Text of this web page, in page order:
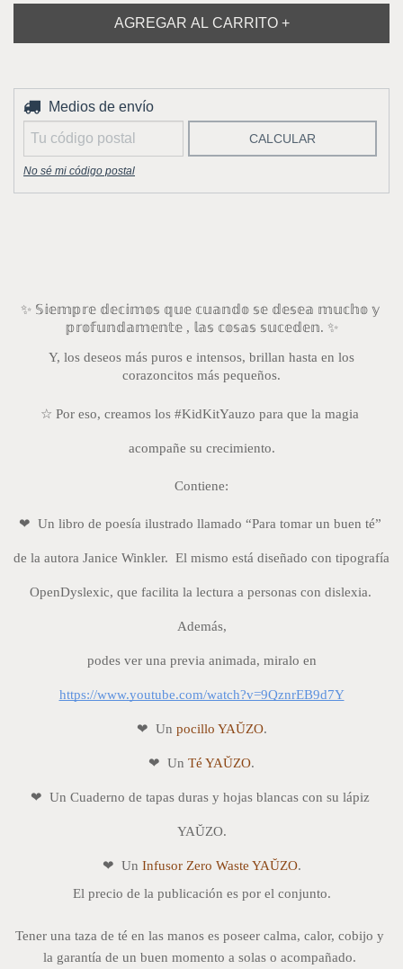
Entregas para el CP:
Medios de envío
CALCULAR
No sé mi código postal
✨ 𝕊𝕚𝕖𝕞𝕡𝕣𝕖 𝕕𝕖𝕔𝕚𝕞𝕠𝕤 𝕢𝕦𝕖 𝕔𝕦𝕒𝕟𝕕𝕠 𝕤𝕖 𝕕𝕖𝕤𝕖𝕒 𝕞𝕦𝕔𝕙𝕠 𝕪
𝕡𝕣𝕠𝕗𝕦𝕟𝕕𝕒𝕞𝕖𝕟𝕥𝕖 , 𝕝𝕒𝕤 𝕔𝕠𝕤𝕒𝕤 𝕤𝕦𝕔𝕖𝕕𝕖𝕟. ✨
Y, los deseos más puros e intensos, brillan hasta en los
corazoncitos más pequeños.
☆ Por eso, creamos los #KidKitYauzo para que la magia
acompañe su crecimiento.
Contiene:
❤  Un libro de poesía ilustrado llamado “Para tomar un buen té”
de la autora Janice Winkler.  El mismo está diseñado con tipografía
OpenDyslexic, que facilita la lectura a personas con dislexia.
Además,
podes ver una previa animada, miralo en
https://www.youtube.com/watch?v=9QznrEB9d7Y
❤  Un pocillo YAŬZO.
❤  Un Té YAŬZO.
❤  Un Cuaderno de tapas duras y hojas blancas con su lápiz
YAŬZO.
❤  Un Infusor Zero Waste YAŬZO.
El precio de la publicación es por el conjunto.
Tener una taza de té en las manos es poseer calma, calor, cobijo y
la garantía de un buen momento a solas o acompañado.